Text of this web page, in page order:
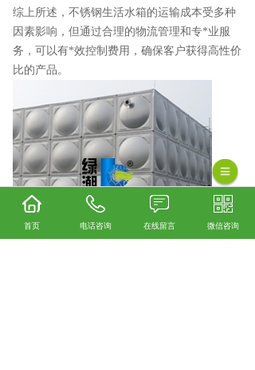
综上所述，不锈钢生活水箱的运输成本受多种
因素影响，但通过合理的物流管理和专*业服
务，可以有*效控制费用，确保客户获得高性价
比的产品。
首页 电话咨询 在线留言 微信咨询